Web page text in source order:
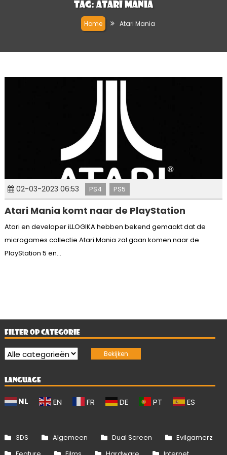
Tag: Atari Mania
Home Atari Mania
02-03-2023 06:53 PS4 PS5
Atari Mania komt naar de PlayStation
Atari en developer iLLOGIKA hebben bekend gemaakt dat de
microgames collectie Atari Mania zal gaan komen naar de
PlayStation 5 en...
FILTER OP CATEGORIE
LANGUAGE
NL EN FR DE PT ES
3DS Algemeen Dual Screen
Evilgamerz